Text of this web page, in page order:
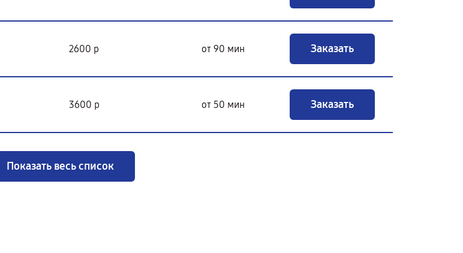
2600 р от 90 мин Заказать
3600 р от 50 мин Заказать
Показать весь список